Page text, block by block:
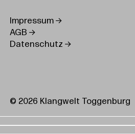
Impressum
AGB
Datenschutz
© 2026 Klangwelt Toggenburg